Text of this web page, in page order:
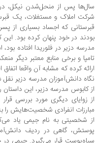
سال‌ها پس از منحل‌شدن نیکل،
شرکت املاک و مستغلات، یک
قبرستانی که اجساد بسیاری از
بودند در خود پنهان کرده بود.
مدرسه‌ دزیر در فلوریدا افتاده
تامپا و برخی منابع معتبر دیگر
ارائه کرده که مشابه آن واقعا
نگاه دانش‌آموزان مدرسه‌ دزیر
از کابوس مدرسه‌ دزیر، این
از زوایای دیگری مورد بررسی
مبارزات انفرادی شخصیت‌هایش را
از شخصیتی به نام جیمی یاد
پوستش، گاهی در ردیف